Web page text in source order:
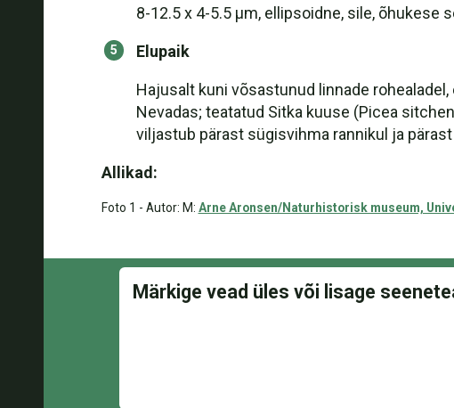
8-12.5 x 4-5.5 µm, ellipsoidne, sile, õhukese
Elupaik
Hajusalt kuni võsastunud linnade
Nevadas; teatatud Sitka kuuse (Picea
viljastub pärast sügisvihma rannikul ja
Allikad:
Foto 1 - Autor: M: Arne Aronsen/Naturhistorisk museum,